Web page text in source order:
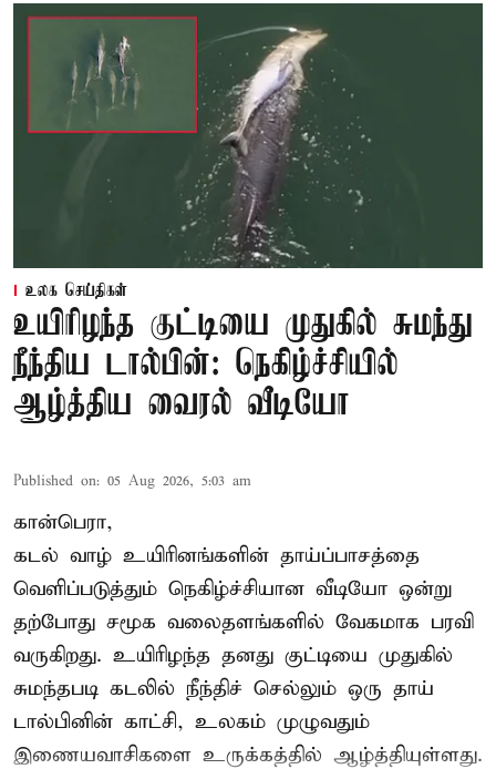
உலக செய்திகள்
உயிரிழந்த குட்டியை முதுகில் சுமந்து
நீந்திய டால்பின்: நெகிழ்ச்சியில்
ஆழ்த்திய வைரல் வீடியோ
Published on: 05 Aug 2026, 5:03 am
கான்பெரா,
கடல் வாழ் உயிரினங்களின் தாய்ப்பாசத்தை
வெளிப்படுத்தும் நெகிழ்ச்சியான வீடியோ ஒன்று
தற்போது சமூக வலைதளங்களில் வேகமாக பரவி
வருகிறது. உயிரிழந்த தனது குட்டியை முதுகில்
சுமந்தபடி கடலில் நீந்திச் செல்லும் ஒரு தாய்
டால்பினின் காட்சி, உலகம் முழுவதும்
இணையவாசிகளை உருக்கத்தில் ஆழ்த்தியுள்ளது.